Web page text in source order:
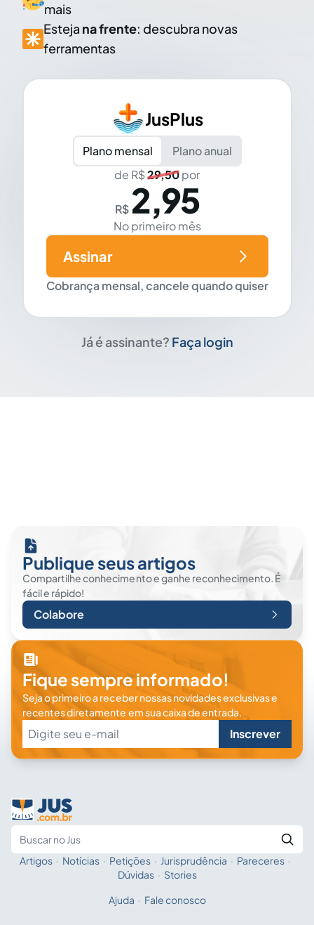
mais
Esteja na frente: descubra novas
ferramentas
JusPlus
Plano mensal
Plano anual
de R$29,50por
R$ 2,95
No primeiro mês
Cobrança mensal, cancele quando quiser
Assinar
Já é assinante? Faça login
Publique seus artigos
Compartilhe conhecimento e ganhe reconhecimento. É
fácil e rápido!
Colabore
Fique sempre informado!
Seja o primeiro a receber nossas novidades exclusivas e
recentes diretamente em sua caixa de entrada.
Inscrever
Fale com a IA
Artigos · Notícias · Petições · Jurisprudência · Pareceres ·
Dúvidas · Stories
Ajuda · Fale conosco